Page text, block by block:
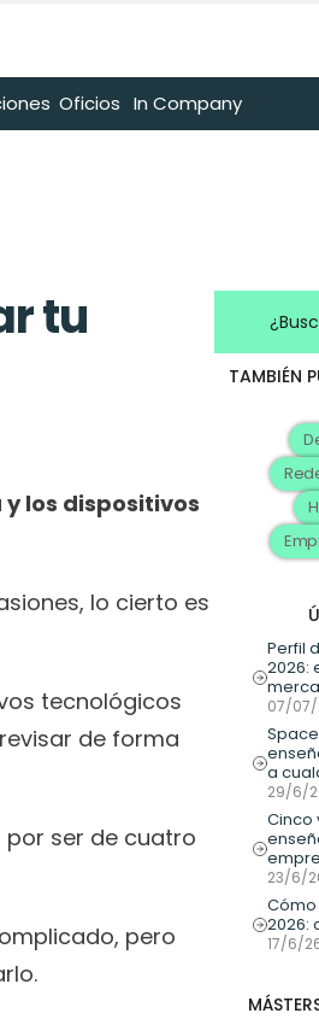
Oficios In Company
tu
los dispositivos
lo cierto es
tecnológicos
de forma
por ser de cuatro
pero
TAMBIÉN
Perfil
2026:
07/
a
29/6/
Cinco
23/6/
2026:
17/6/